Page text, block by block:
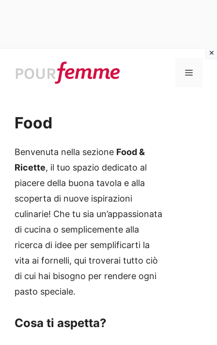
MENU
Food
Benvenuta nella sezione Food &
Ricette, il tuo spazio dedicato al
piacere della buona tavola e alla
scoperta di nuove ispirazioni
culinarie! Che tu sia un’appassionata
di cucina o semplicemente alla
ricerca di idee per semplificarti la
vita ai fornelli, qui troverai tutto ciò
di cui hai bisogno per rendere ogni
pasto speciale.
Cosa ti aspetta?